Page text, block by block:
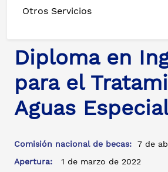
Otros Servicios
Diploma en
para el
Aguas
Comisión nacional de becas: 7 de
Apertura:
1 de marzo de 2022